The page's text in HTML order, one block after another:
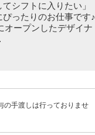
シフトに入りたい」
ぴったりのお仕事です♪
オープンしたデザイナ
手渡しは行っておりませ